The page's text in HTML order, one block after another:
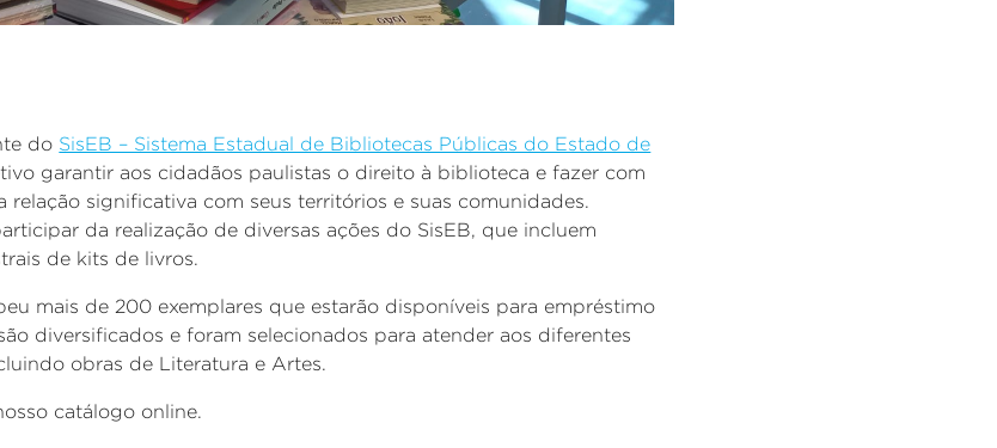
do SisEB – Sistema Estadual de Bibliotecas Públicas do Estado de
garantir aos cidadãos paulistas o direito à biblioteca e fazer com
relação significativa com seus territórios e suas comunidades.
da realização de diversas ações do SisEB, que incluem
de kits de livros.
mais de 200 exemplares que estarão disponíveis para empréstimo
diversificados e foram selecionados para atender aos diferentes
obras de Literatura e Artes.
catálogo online.